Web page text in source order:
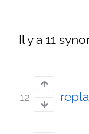
Il y a 11
12